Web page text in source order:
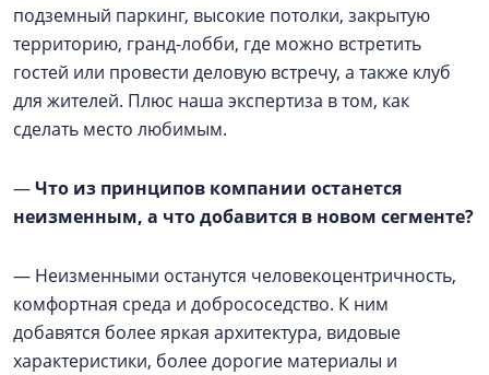
подземный паркинг, высокие потолки, закрытую
территорию, гранд-лобби, где можно встретить
гостей или провести деловую встречу, а также клуб
для жителей. Плюс наша экспертиза в том, как
сделать место любимым.
—Что из принципов компании останется
неизменным, а что добавится в новом сегменте?
— Неизменными останутся человекоцентричность,
комфортная среда и добрососедство. К ним
добавятся более яркая архитектура, видовые
характеристики, более дорогие материалы и